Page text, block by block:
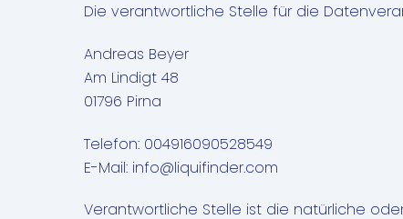
Die verantwortliche Stelle für die
Andreas Beyer
Am Lindigt 48
01796 Pirna
Telefon: 004916090528549
E-Mail: info@liquifinder.com
Verantwortliche Stelle ist die natürliche